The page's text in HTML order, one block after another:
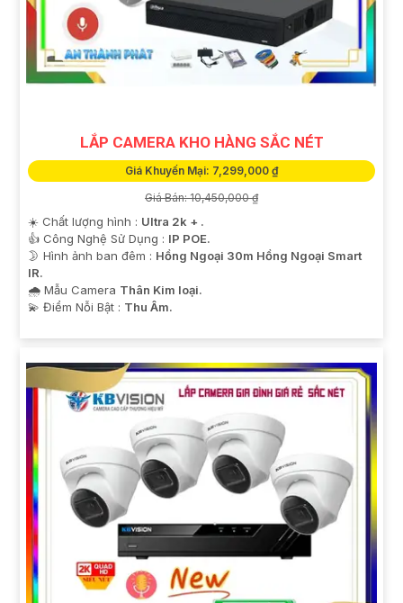
LẮP CAMERA KHO HÀNG SẮC NÉT
Giá Khuyến Mại: 7,299,000 ₫
Giá Bán: 10,450,000 ₫
☀️ Chất lượng hình : Ultra 2k + .
👍 Công Nghệ Sử Dụng : IP POE.
🌛 Hình ảnh ban đêm : Hồng Ngoại 30m Hồng Ngoại Smart
IR.
🌧️ Mẫu Camera Thân Kim loại.
️💫 Điểm Nỗi Bật : Thu Âm.